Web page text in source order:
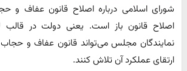
شورای اسلامی درباره اصلاح قانون عفاف و
اصلاح قانون باز است. یعنی دولت در قالب
نمایندگان مجلس می‌تواند قانون عفاف و حجاب
ارتقای عملکرد آن تلاش کنند.